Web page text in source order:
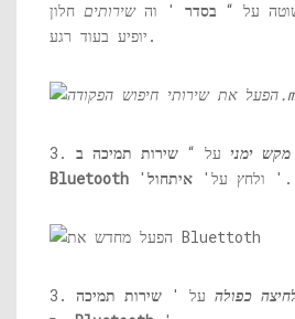
על “ בסדר ' והשירותים חלון
יופיע בעוד רגע.
מקש ימני על “ שירות תמיכה ב-
Bluetooth
'ולחץ על' איתחול '.
כפולה על ' שירות תמיכה